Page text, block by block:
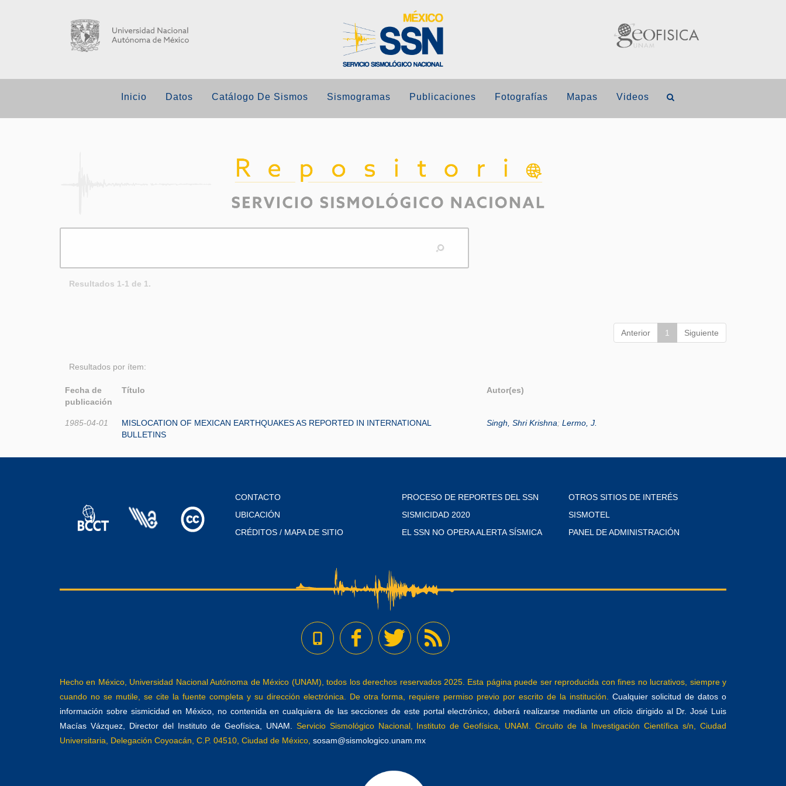
Inicio Datos Catálogo De Sismos Sismogramas Publicaciones Fotografías Mapas Videos
Resultados 1-1 de 1.
Anterior 1 Siguiente
Resultados por ítem:
Fecha de
publicación
Título Autor(es)
1985-04-01
MISLOCATION OF MEXICAN EARTHQUAKES AS REPORTED IN INTERNATIONAL
BULLETINS
Singh, Shri Krishna; Lermo, J.
CONTACTO
UBICACIÓN
CRÉDITOS / MAPA DE SITIO
PROCESO DE REPORTES DEL SSN
SISMICIDAD 2020
EL SSN NO OPERA ALERTA SÍSMICA
OTROS SITIOS DE INTERÉS
SISMOTEL
PANEL DE ADMINISTRACIÓN
Hecho en México, Universidad Nacional Autónoma de México (UNAM), todos los derechos reservados 2025. Esta página puede ser reproducida con fines no lucrativos, siempre y
cuando no se mutile, se cite la fuente completa y su dirección electrónica. De otra forma, requiere permiso previo por escrito de la institución.Cualquier solicitud de datos o
información sobre sismicidad en México, no contenida en cualquiera de las secciones de este portal electrónico, deberá realizarse mediante un oficio dirigido al Dr. José Luis
Macías Vázquez, Director del Instituto de Geofísica, UNAM.
Servicio Sismológico Nacional, Instituto de Geofísica, UNAM. Circuito de la Investigación Científica s/n, Ciudad
Universitaria, Delegación Coyoacán, C.P. 04510, Ciudad de México, sosam@sismologico.unam.mx